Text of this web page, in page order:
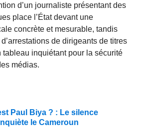
d’un journaliste présentant des
place l’État devant une
concrète et mesurable, tandis
de dirigeants de titres
tableau inquiétant pour la sécurité
médias.
Paul Biya ? : Le silence
le Cameroun